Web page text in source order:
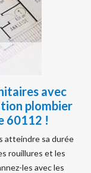
avec
plombier
60112 !
atteindre sa durée
rouillures et les
les avec les